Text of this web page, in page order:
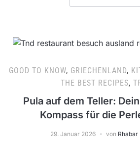
GOOD TO KNOW, GRIECHENLAND,
THE BEST RECIPES,
Pula auf dem Teller:
Kompass für die
29. Januar 2026 von Rhabar